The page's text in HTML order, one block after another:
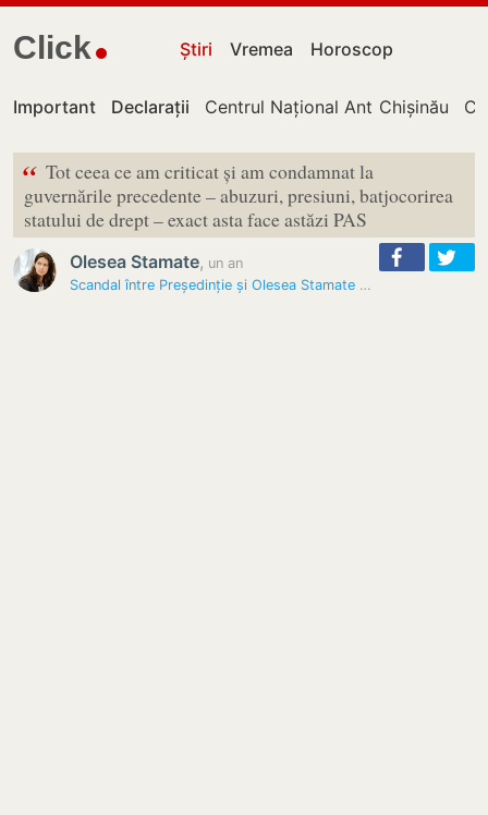
Click Știri Vremea Horoscop
Important Declarații Centrul Național Anticorupție
Chișinău
“ Tot ceea ce am criticat și am condamnat la
guvernările precedente – abuzuri, presiuni, batjocorirea
statului de drept – exact asta face astăzi PAS
Olesea Stamate, un an
Scandal între Președinție și Olesea Stamate pe tema vizitelor în…